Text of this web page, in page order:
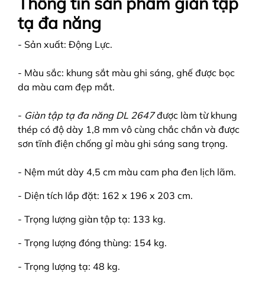
tạ đa năng
- Sản xuất: Động Lực.
- Màu sắc: khung sắt màu ghi sáng, ghế được bọc
da màu cam đẹp mắt.
- Giàn tập tạ đa năng DL 2647được làm từ khung
thép có độ dày 1,8 mm vô cùng chắc chắn và được
sơn tĩnh điện chống gỉ màu ghi sáng sang trọng.
- Nệm mút dày 4,5 cm màu cam pha đen lịch lãm.
- Diện tích lắp đặt: 162 x 196 x 203 cm.
- Trọng lượng giàn tập tạ: 133 kg.
- Trọng lượng đóng thùng: 154 kg.
- Trọng lượng tạ: 48 kg.